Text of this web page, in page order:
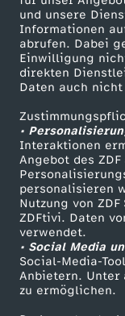
und unsere
Informationen
abrufen. Dabei
Einwilligung
direkten
Daten auch
•
Interaktionen
Angebot des
personalisieren
Nutzung von
ZDFtivi. Daten
verwendet.
• Social Media
Social-Media-
Anbietern. Unter
zu ermöglichen.
n
m
i
t
B
o
r
Mehr ZDF
ZDF-Apps
Smart TV
ZDFtext
Livestreams
Sendungen A-Z
TV-Programm
ZDF Unternehmen
Karriere